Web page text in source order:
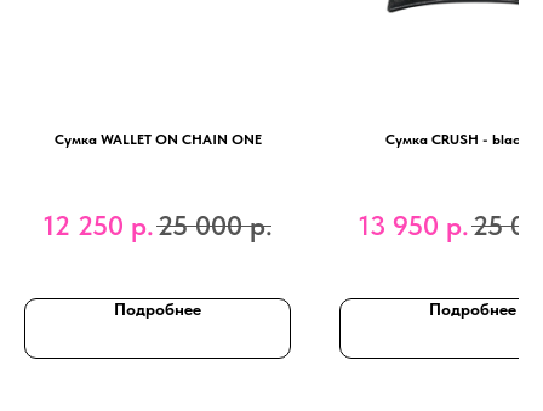
Сумка WALLET ON CHAIN ONE
12 250 р.25 000 р.
Подробнее
Сумка CRUSH - black/
13 950 р.25
Подробнее